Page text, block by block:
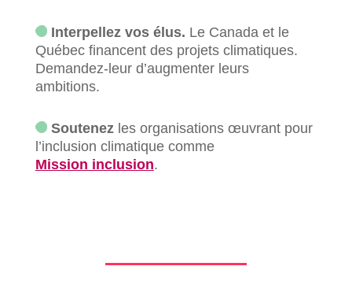
Interpellez vos élus. Le Canada et le
Québec financent des projets climatiques.
Demandez-leur d’augmenter leurs
ambitions.
Soutenezles organisations œuvrant pour
l’inclusion climatique comme
Mission inclusion.